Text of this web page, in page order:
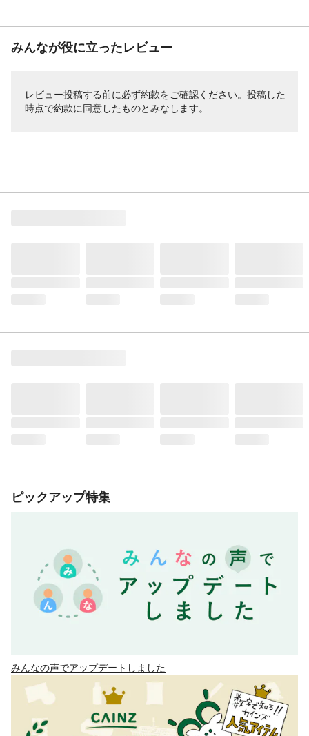
みんなが役に立ったレビュー
レビュー投稿する前に必ず約款をご確認ください。投稿した
時点で約款に同意したものとみなします。
ピックアップ特集
みんなの声でアップデートしました